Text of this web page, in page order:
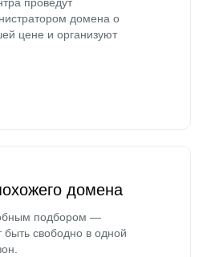
домена о
цене и организуют
домена
подбором —
свободно в одной